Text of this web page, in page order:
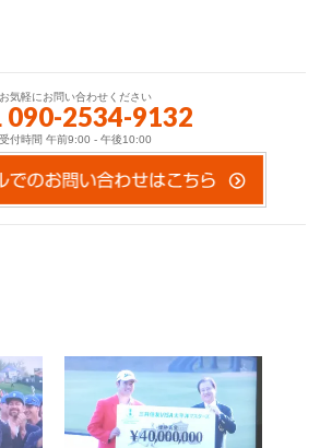
お気軽にお問い合わせください
090-2534-9132
受付時間 午前9:00 - 午後10:00